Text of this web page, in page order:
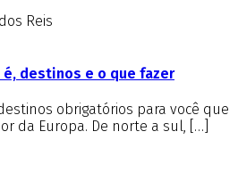
Reis
destinos e o que fazer
obrigatórios para você que
da Europa. De norte a sul, […]